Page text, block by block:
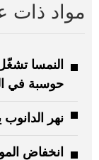
مواد ذات
حوسبة في
نهر
انخفاض